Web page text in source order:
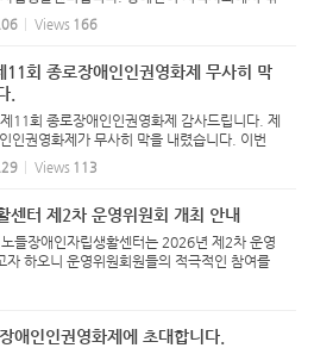
, 혐오표현 등 다양한 인권 문제를 직접 확인하
는 '지역사회 인권 긴급출동' 상반기 활동을 공
Views 166
11회 종로장애인인권영화제 무사히 막
.
회 종로장애인인권영화제 감사드립니다. 제
인권영화제가 무사히 막을 내렸습니다. 이번
5편의 영화를 상영했으며 252명의 관객분들과
하고 이야기를 나누었습니다. 영화를 통해 장
Views 113
센터 제2차 운영위원회 개최 안내
장애인자립생활센터는 2026년 제2차 운영
자 하오니 운영위원회원들의 적극적인 참여를
: 2026년 6월 17일(수) 18:00 2. 장
애인인권영화제에 초대합니다.